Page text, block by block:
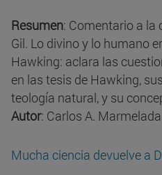
Resumen: Comentario a la
Gil. Lo divino y lo humano
Hawking: aclara las
en las tesis de Hawking,
teología natural, y su
Autor: Carlos A. Marmelada
Mucha ciencia devuelve a